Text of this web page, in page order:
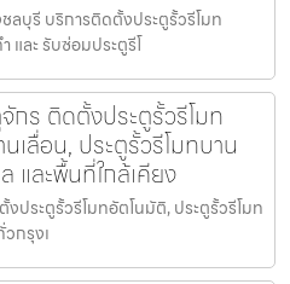
บุรี บริการติดตั้งประตูรั้วรีโมท
และ รับซ่อมประตูรีโ
กร ติดตั้งประตูรั้วรีโมท
เลื่อน, ประตูรั้วรีโมทบาน
ละพื้นที่ใกล้เคียง
ประตูรั้วรีโมทอัตโนมัติ, ประตูรั้วรีโมท
กรุงเ